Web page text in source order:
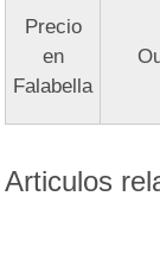
Precio
en
Falabella
Articulos